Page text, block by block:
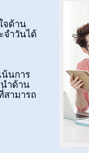
จด้าน
จำวันได้
นการ
นำด้าน
สามารถ